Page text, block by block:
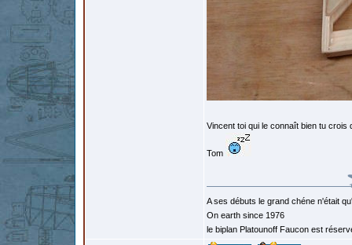
Vincent toi qui le connaît bien tu
Tom
A ses débuts le grand chéne n'était
On earth since 1976
le biplan Platounoff Faucon est